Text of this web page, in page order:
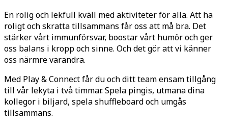
En rolig och lekfull kväll med aktiviteter för alla. Att ha
roligt och skratta tillsammans får oss att må bra. Det
stärker vårt immunförsvar, boostar vårt humör och ger
oss balans i kropp och sinne. Och det gör att vi känner
oss närmre varandra.
Med Play & Connect får du och ditt team ensam tillgång
till vår lekyta i två timmar. Spela pingis, utmana dina
kollegor i biljard, spela shuffleboard och umgås
tillsammans.